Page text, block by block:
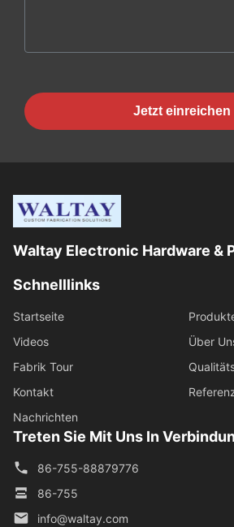
Jetzt einreichen
Waltay Electronic Hardware &
Schnelllinks
Startseite
Videos
Über
Fabrik Tour
Kontakt
Nachrichten
Treten Sie Mit Uns In
86-755-88879776
86-755
info@waltay.com